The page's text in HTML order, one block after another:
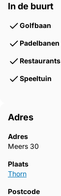
In de buurt
Golfbaan
Padelbanen
Restaurants
Speeltuin
Adres
Adres
Meers 30
Plaats
Thorn
Postcode